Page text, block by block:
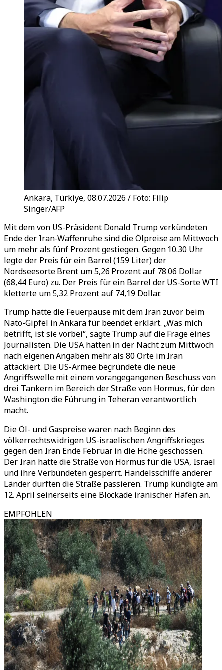
Ankara, Türkiye, 08.07.2026 / Foto: Filip
Singer/AFP
Mit dem von US-Präsident Donald Trump verkündeten
Ende der Iran-Waffenruhe sind die Ölpreise am Mittwoch
um mehr als fünf Prozent gestiegen. Gegen 10.30 Uhr
legte der Preis für ein Barrel (159 Liter) der
Nordseesorte Brent um 5,26 Prozent auf 78,06 Dollar
(68,44 Euro) zu. Der Preis für ein Barrel der US-Sorte WTI
kletterte um 5,32 Prozent auf 74,19 Dollar.
Trump hatte die Feuerpause mit dem Iran zuvor beim
Nato-Gipfel in Ankara für beendet erklärt. „Was mich
betrifft, ist sie vorbei“, sagte Trump auf die Frage eines
Journalisten. Die USA hatten in der Nacht zum Mittwoch
nach eigenen Angaben mehr als 80 Orte im Iran
attackiert. Die US-Armee begründete die neue
Angriffswelle mit einem vorangegangenen Beschuss von
drei Tankern im Bereich der Straße von Hormus, für den
Washington die Führung in Teheran verantwortlich
macht.
Die Öl- und Gaspreise waren nach Beginn des
völkerrechtswidrigen US-israelischen Angriffskrieges
gegen den Iran Ende Februar in die Höhe geschossen.
Der Iran hatte die Straße von Hormus für die USA, Israel
und ihre Verbündeten gesperrt. Handelsschiffe anderer
Länder durften die Straße passieren. Trump kündigte am
12. April seinerseits eine Blockade iranischer Häfen an.
EMPFOHLEN